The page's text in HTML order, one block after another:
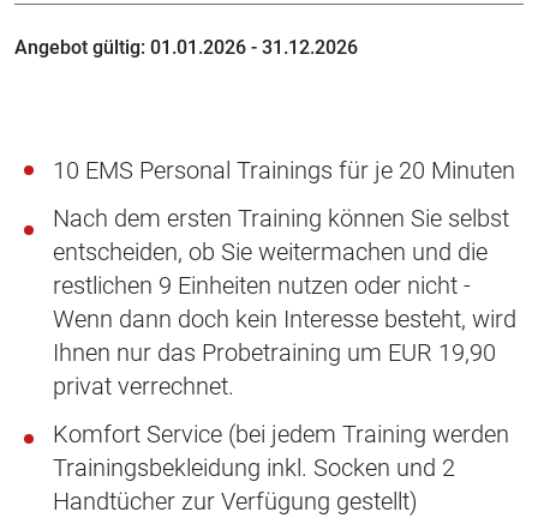
Angebot gültig: 01.01.2026 - 31.12.2026
10 EMS Personal Trainings für je 20 Minuten
Nach dem ersten Training können Sie selbst
entscheiden, ob Sie weitermachen und die
restlichen 9 Einheiten nutzen oder nicht -
Wenn dann doch kein Interesse besteht, wird
Ihnen nur das Probetraining um EUR 19,90
privat verrechnet.
Komfort Service (bei jedem Training werden
Trainingsbekleidung inkl. Socken und 2
Handtücher zur Verfügung gestellt)